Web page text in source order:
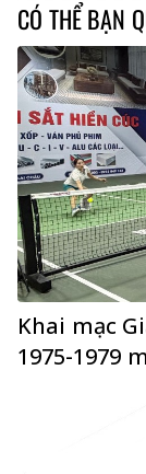
CÓ THỂ BẠN
Khai mạc
1975-1979